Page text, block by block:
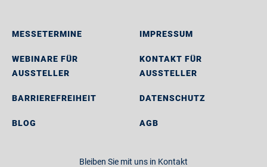
MESSETERMINE
WEBINARE FÜR
AUSSTELLER
BARRIEREFREIHEIT
BLOG
IMPRESSUM
KONTAKT FÜR
AUSSTELLER
DATENSCHUTZ
AGB
Bleiben Sie mit uns in Kontakt